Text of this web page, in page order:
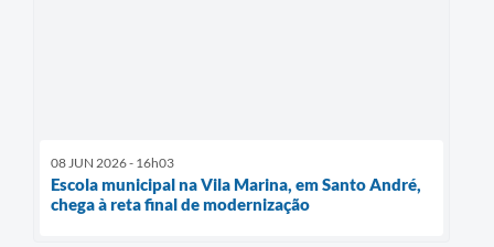
08 JUN 2026 - 16h03
Escola municipal na Vila Marina, em Santo André,
chega à reta final de modernização